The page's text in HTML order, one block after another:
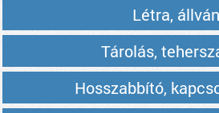
Létra,
Tárolás,
Hosszabbító,